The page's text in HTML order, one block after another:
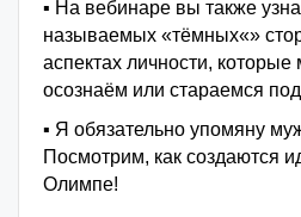
▪️ На вебинаре вы также
называемых «тёмных«»
аспектах личности,
осознаём или стараемся
▪️ Я обязательно упомяну
Посмотрим, как создаются
Олимпе!